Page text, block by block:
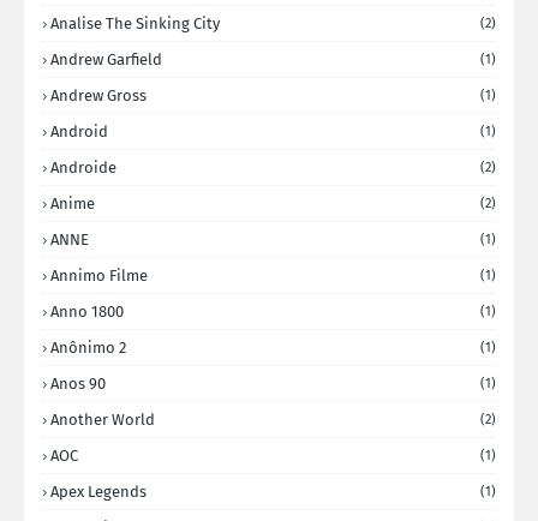
Analise The Sinking City (2)
Andrew Garfield (1)
Andrew Gross (1)
Android (1)
Androide (2)
Anime (2)
ANNE (1)
Annimo Filme (1)
Anno 1800 (1)
Anônimo 2 (1)
Anos 90 (1)
Another World (2)
AOC (1)
Apex Legends (1)